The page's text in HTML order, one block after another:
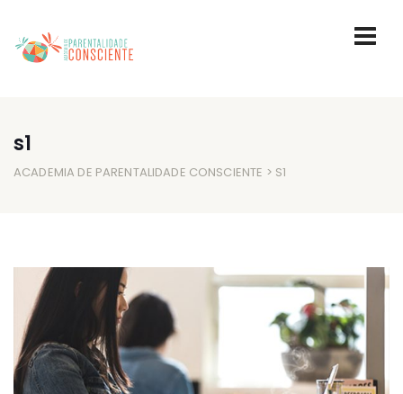
s1
ACADEMIA DE PARENTALIDADE CONSCIENTE > S1